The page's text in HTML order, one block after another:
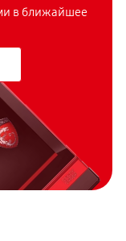
в ближайшее